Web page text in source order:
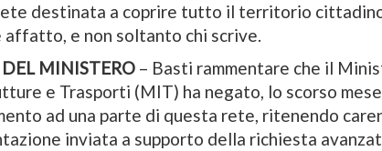
destinata a coprire tutto il territorio cittadino
affatto, e non soltanto chi scrive.
MINISTERO – Basti rammentare che il
e Trasporti (MIT) ha negato, lo scorso
ad una parte di questa rete, ritenendo
inviata a supporto della richiesta